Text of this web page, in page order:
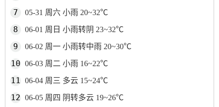
05-31 周六 小雨 20~32℃
06-01 周日 小雨转阴 23~32℃
06-02 周一 小雨转中雨 20~30℃
06-03 周二 小雨 16~22℃
06-04 周三 多云 15~24℃
06-05 周四 阴转多云 19~26℃